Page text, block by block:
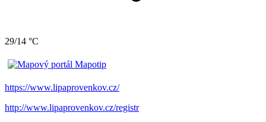
29/14 °C
https://www.lipaprovenkov.cz/
http://www.lipaprovenkov.cz/registr